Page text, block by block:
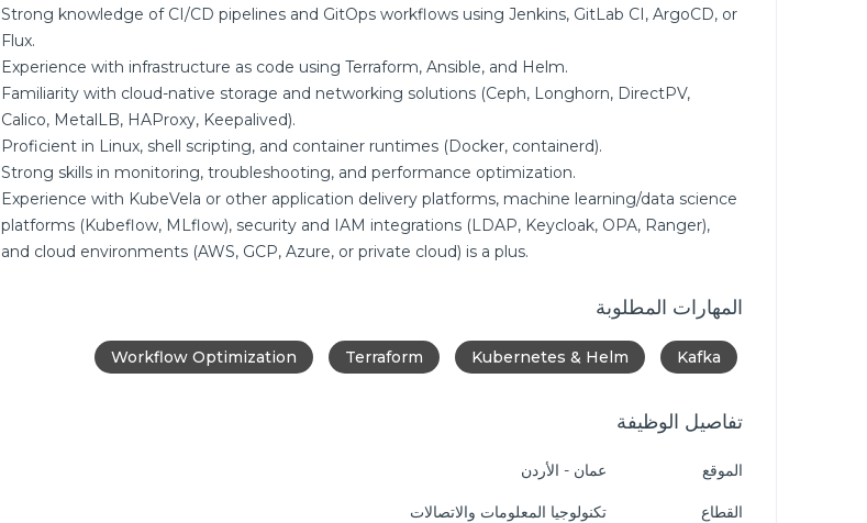
Strong knowledge of CI/CD pipelines and GitOps workflows using Jenkins, GitLab CI, ArgoCD, or
Flux.
Experience with infrastructure as code using Terraform, Ansible, and Helm.
Familiarity with cloud-native storage and networking solutions (Ceph, Longhorn, DirectPV,
Calico, MetalLB, HAProxy, Keepalived).
Proficient in Linux, shell scripting, and container runtimes (Docker, containerd).
Strong skills in monitoring, troubleshooting, and performance optimization.
Experience with KubeVela or other application delivery platforms, machine learning/data science
platforms (Kubeflow, MLflow), security and IAM integrations (LDAP, Keycloak, OPA, Ranger),
and cloud environments (AWS, GCP, Azure, or private cloud) is a plus.
المهارات المطلوبة
Kafka
Kubernetes & Helm
Terraform
Workflow Optimization
تفاصيل الوظيفة
الموقع عمان - الأردن
القطاع تكنولوجيا المعلومات والاتصالات